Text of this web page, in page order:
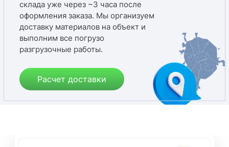
склада уже через ~3 часа после
оформления заказа. Мы организуем
доставку материалов на объект и
выполним все погрузо
разгрузочные работы.
Расчет доставки